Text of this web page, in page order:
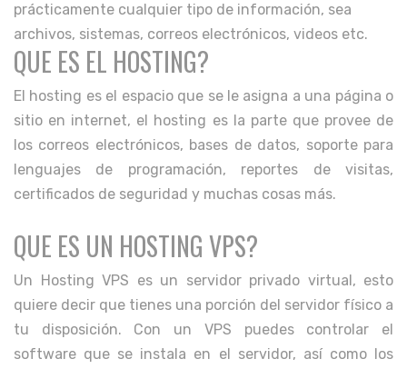
prácticamente cualquier tipo de información, sea
archivos, sistemas, correos electrónicos, videos etc.
QUE ES EL HOSTING?
El hosting es el espacio que se le asigna a una página o
sitio en internet, el hosting es la parte que provee de
los correos electrónicos, bases de datos, soporte para
lenguajes de programación, reportes de visitas,
certificados de seguridad y muchas cosas más.
QUE ES UN HOSTING VPS?
Un Hosting VPS es un servidor privado virtual, esto
quiere decir que tienes una porción del servidor físico a
tu disposición. Con un VPS puedes controlar el
software que se instala en el servidor, así como los